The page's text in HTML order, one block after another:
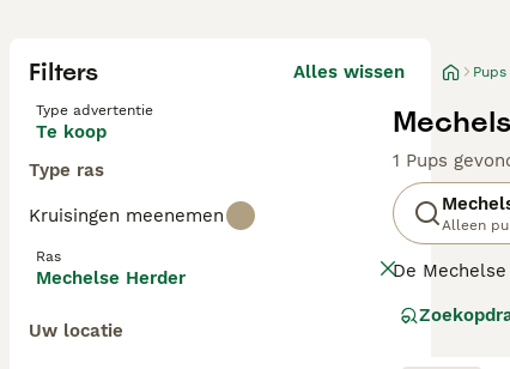
Filters Alles wissen
Type advertentie
Te koop
Type ras
Kruisingen meenemen
Ras
Mechelse Herder
Uw locatie
Pups
1 Pups
Alleen
De